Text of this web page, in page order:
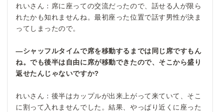
れいさん：席に座っての交流だったので、話せる人が限ら
れたかも知れませんね。最初座った位置で話す男性が決ま
ってしまったので。
―シャッフルタイムで席を移動するまでは同じ席ですもん
ね。でも後半は自由に席が移動できたので、そこから盛り
返せたんじゃないですか?
れいさん：後半はカップルが出来上がって来ていて、そこ
に割って入れませんでした。結果、やっぱり近くに座った